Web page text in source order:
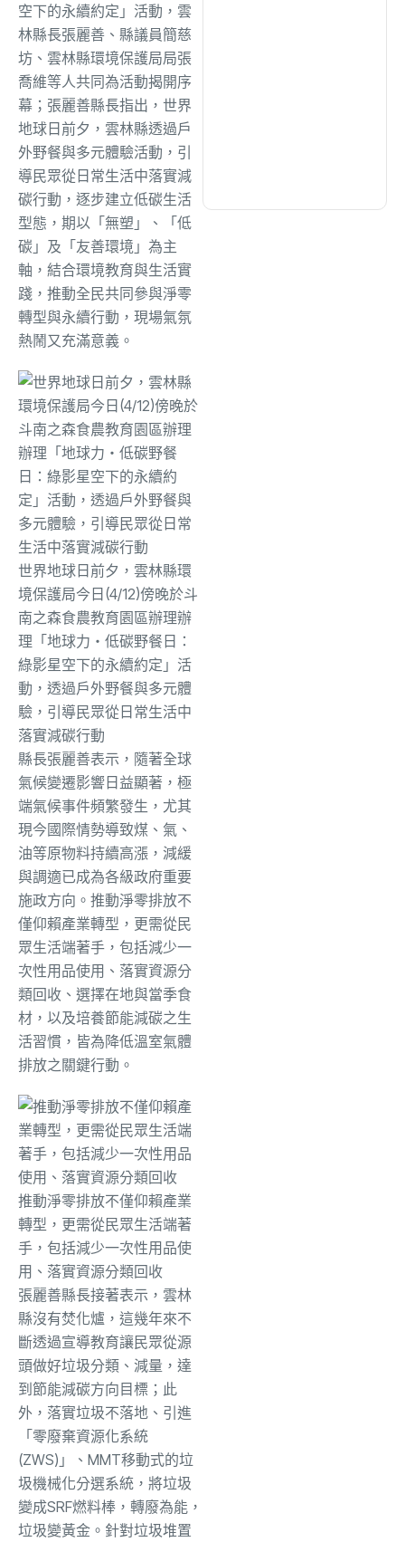
空下的永續約定」活動，雲
林縣長張麗善、縣議員簡慈
坊、雲林縣環境保護局局張
喬維等人共同為活動揭開序
幕；張麗善縣長指出，世界
地球日前夕，雲林縣透過戶
外野餐與多元體驗活動，引
導民眾從日常生活中落實減
碳行動，逐步建立低碳生活
型態，期以「無塑」、「低
碳」及「友善環境」為主
軸，結合環境教育與生活實
踐，推動全民共同參與淨零
轉型與永續行動，現場氣氛
熱鬧又充滿意義。
世界地球日前夕，雲林縣環
境保護局今日(4/12)傍晚於斗
南之森食農教育園區辦理辦
理「地球力・低碳野餐日：
綠影星空下的永續約定」活
動，透過戶外野餐與多元體
驗，引導民眾從日常生活中
落實減碳行動
縣長張麗善表示，隨著全球
氣候變遷影響日益顯著，極
端氣候事件頻繁發生，尤其
現今國際情勢導致煤、氣、
油等原物料持續高漲，減緩
與調適已成為各級政府重要
施政方向。推動淨零排放不
僅仰賴產業轉型，更需從民
眾生活端著手，包括減少一
次性用品使用、落實資源分
類回收、選擇在地與當季食
材，以及培養節能減碳之生
活習慣，皆為降低溫室氣體
排放之關鍵行動。
推動淨零排放不僅仰賴產業
轉型，更需從民眾生活端著
手，包括減少一次性用品使
用、落實資源分類回收
張麗善縣長接著表示，雲林
縣沒有焚化爐，這幾年來不
斷透過宣導教育讓民眾從源
頭做好垃圾分類、減量，達
到節能減碳方向目標；此
外，落實垃圾不落地、引進
「零廢棄資源化系統
(ZWS)」、MMT移動式的垃
圾機械化分選系統，將垃圾
變成SRF燃料棒，轉廢為能，
垃圾變黃金。針對垃圾堆置